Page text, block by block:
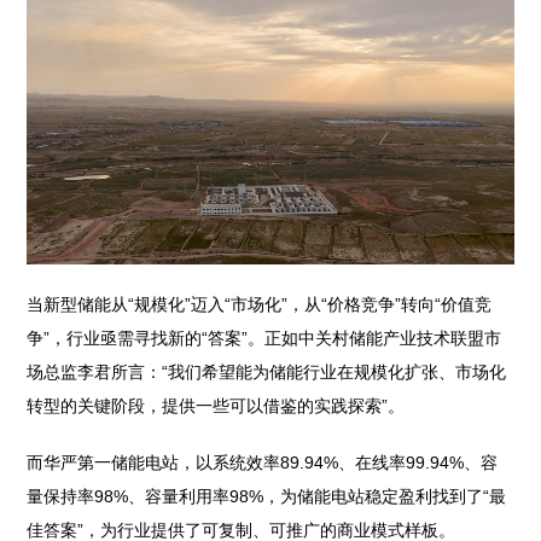
当新型储能从“规模化”迈入“市场化”，从“价格竞争”转向“价值竞
争”，行业亟需寻找新的“答案”。正如中关村储能产业技术联盟市
场总监李君所言：“我们希望能为储能行业在规模化扩张、市场化
转型的关键阶段，提供一些可以借鉴的实践探索”。
而华严第一储能电站，以系统效率89.94%、在线率99.94%、容
量保持率98%、容量利用率98%，为储能电站稳定盈利找到了“最
佳答案”，为行业提供了可复制、可推广的商业模式样板。